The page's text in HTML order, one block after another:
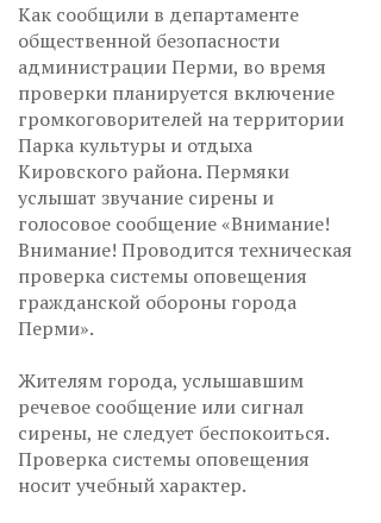
Как сообщили в департаменте
общественной безопасности
администрации Перми, во время
проверки планируется включение
громкоговорителей на территории
Парка культуры и отдыха
Кировского района. Пермяки
услышат звучание сирены и
голосовое сообщение «Внимание!
Внимание! Проводится техническая
проверка системы оповещения
гражданской обороны города
Перми».
Жителям города, услышавшим
речевое сообщение или сигнал
сирены, не следует беспокоиться.
Проверка системы оповещения
носит учебный характер.